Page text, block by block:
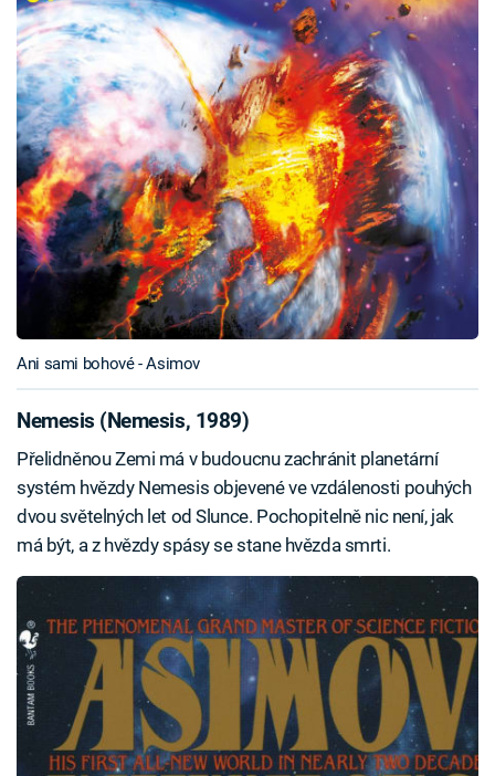
Ani sami bohové - Asimov
Nemesis (Nemesis, 1989)
Přelidněnou Zemi má v budoucnu zachránit planetární
systém hvězdy Nemesis objevené ve vzdálenosti pouhých
dvou světelných let od Slunce. Pochopitelně nic není, jak
má být, a z hvězdy spásy se stane hvězda smrti.